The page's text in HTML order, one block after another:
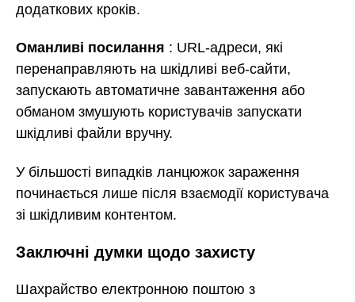
додаткових кроків.
Оманливі посилання : URL-адреси, які
перенаправляють на шкідливі веб-сайти,
запускають автоматичне завантаження або
обманом змушують користувачів запускати
шкідливі файли вручну.
У більшості випадків ланцюжок зараження
починається лише після взаємодії користувача
зі шкідливим контентом.
Заключні думки щодо захисту
Шахрайство електронною поштою з